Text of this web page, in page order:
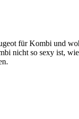
für Kombi und
nicht so sexy ist,